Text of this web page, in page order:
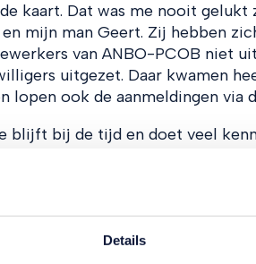
Details
kaart. Dat was me nooit gelukt
mijn man Geert. Zij hebben
van ANBO-PCOB niet
uitgezet. Daar kwamen
lopen ook de aanmeldingen via
blijft bij de tijd en doet veel
- maatschap van ANBO-PCOB
extra interessant, omdat je
ouderen en hoe de